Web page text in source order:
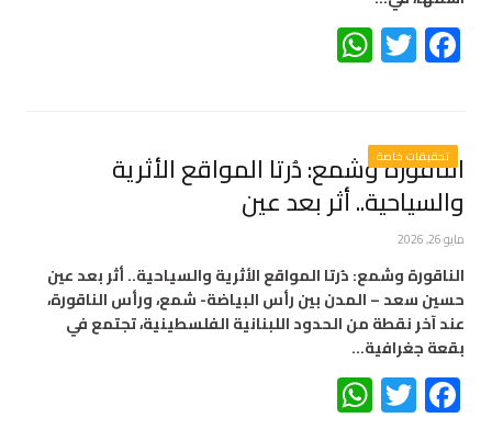
Facebook
Twitter
تحقيقات خاصة
الناقورة وشمع: دُرتا المواقع الأثرية
والسياحية.. أثر بعد عين
مايو 26, 2026
الناقورة وشمع: دُرتا المواقع الأثرية والسياحية.. أثر بعد عين
حسين سعد – المدن بين رأس البياضة- شمع، ورأس الناقورة،
عند آخر نقطة من الحدود اللبنانية الفلسطينية، تجتمع في
بقعة جغرافية…
Facebook
Twitter